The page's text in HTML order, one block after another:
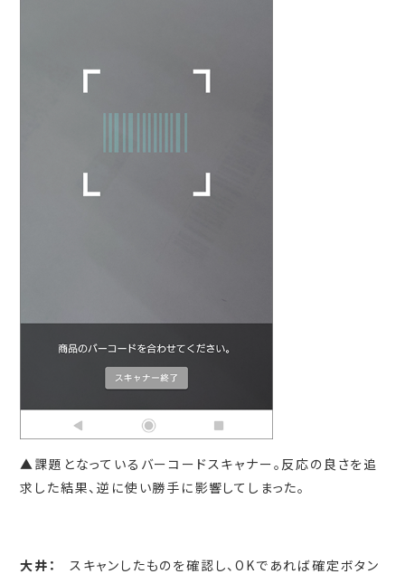
▲課題となっているバーコードスキャナー。反応の良さを追
求した結果、逆に使い勝手に影響してしまった。
大井： スキャンしたものを確認し、OKであれば確定ボタン